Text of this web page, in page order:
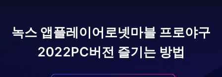
녹스 앱플레이어로넷마블 프로야구
2022PC버전 즐기는 방법